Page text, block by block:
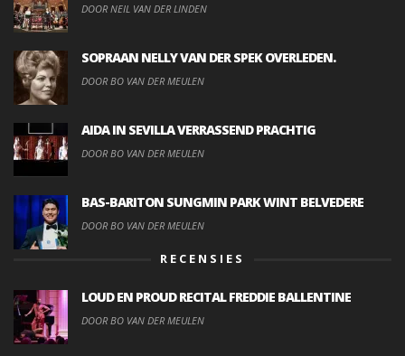
DOOR NEIL VAN DER LINDEN
SOPRAAN NELLY VAN DER SPEK OVERLEDEN.
DOOR BO VAN DER MEULEN
AIDA IN SEVILLA VERRASSEND PRACHTIG
DOOR BO VAN DER MEULEN
BAS-BARITON SUNGMIN PARK WINT BELVEDERE
DOOR BO VAN DER MEULEN
RECENSIES
LOUD EN PROUD RECITAL FREDDIE BALLENTINE
DOOR BO VAN DER MEULEN